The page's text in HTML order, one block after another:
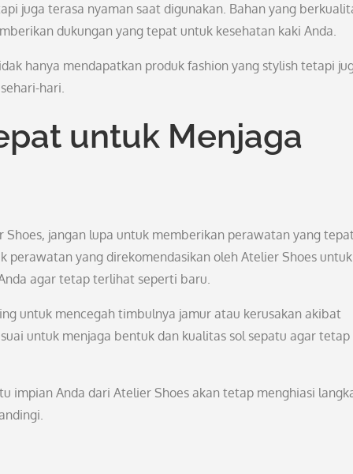
juga terasa nyaman saat digunakan. Bahan yang
dukungan yang tepat untuk kesehatan kaki Anda.
hanya mendapatkan produk fashion yang stylish tetapi
hari.
untuk Menjaga
jangan lupa untuk memberikan perawatan yang
perawatan yang direkomendasikan oleh Atelier Shoes untuk
agar tetap terlihat seperti baru.
untuk mencegah timbulnya jamur atau kerusakan akibat
untuk menjaga bentuk dan kualitas sol sepatu agar
impian Anda dari Atelier Shoes akan tetap menghiasi